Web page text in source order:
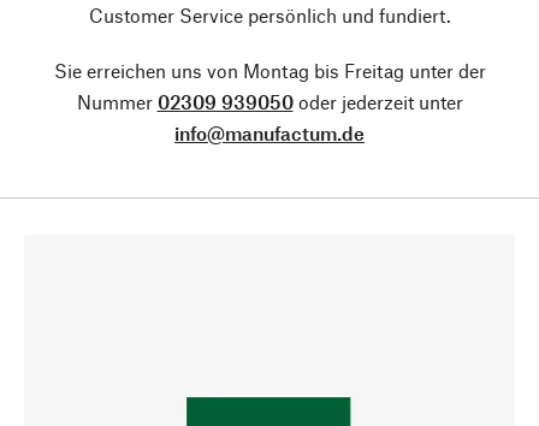
Customer Service persönlich und fundiert.
Sie erreichen uns von Montag bis Freitag unter der
Nummer 02309 939050oder jederzeit unter
info@manufactum.de